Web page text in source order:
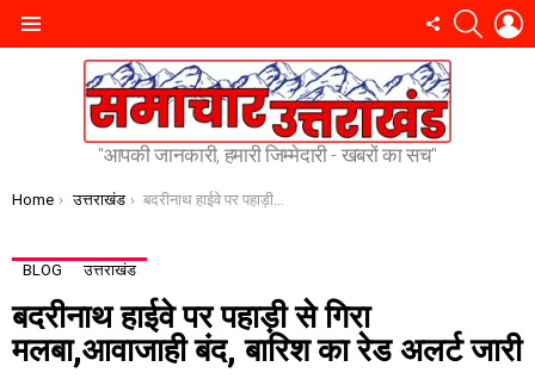
FOLLOW
"आपकी जानकारी, हमारी जिम्मेदारी - खबरों का सच"
You are here:
Home उत्तराखंड बदरीनाथ हाईवे पर पहाड़ी से गिरा मलबा,आवाजाही बंद, बारिश का रेड अलर्ट जारी –
BLOG उत्तराखंड
बदरीनाथ हाईवे पर पहाड़ी से गिरा
मलबा,आवाजाही बंद, बारिश का रेड अलर्ट जारी